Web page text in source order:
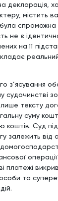
декларація,
містить
була
не є
на її
з’ясування
судочинстві
тексту
суму
коштів. Суд
залежить від
платежі
та